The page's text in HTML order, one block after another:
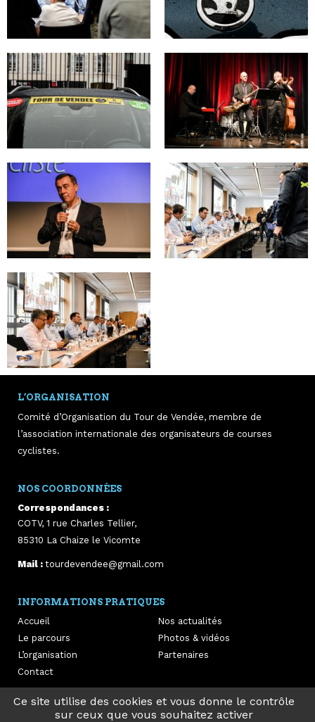
L’ORGANISATION
Comité d’Organisation du Tour de Vendée, membre de
l’association internationale des organisateurs de courses
cyclistes.
NOS COORDONNÉES
Correspondances :
COTV, 1 rue Charles Tellier,
85310 La Chaize le Vicomte
Mail : tourdevendee@gmail.com
INFORMATIONS PRATIQUES
Accueil
Nos actualités
Le parcours
Photos & vidéos
L’organisation
Partenaires
Contact
Infos légales -
Ce site utilise des cookies et vous donne le contrôle
sur ceux que vous souhaitez activer